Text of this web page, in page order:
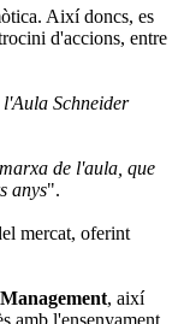
Així doncs, es
d'accions, entre
Schneider
de l'aula, que
anys".
mercat, oferint
, així
amb l'ensenyament